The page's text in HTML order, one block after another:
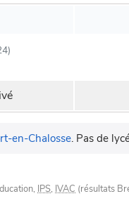
en-Chalosse. Pas de
IPS, IVAC (résultats